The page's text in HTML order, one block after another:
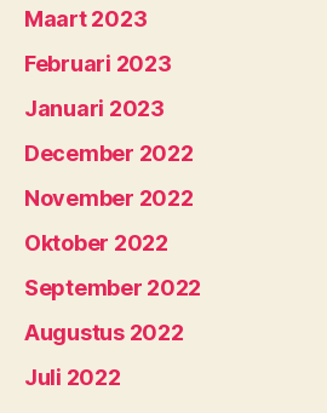
Maart 2023
Februari 2023
Januari 2023
December 2022
November 2022
Oktober 2022
September 2022
Augustus 2022
Juli 2022